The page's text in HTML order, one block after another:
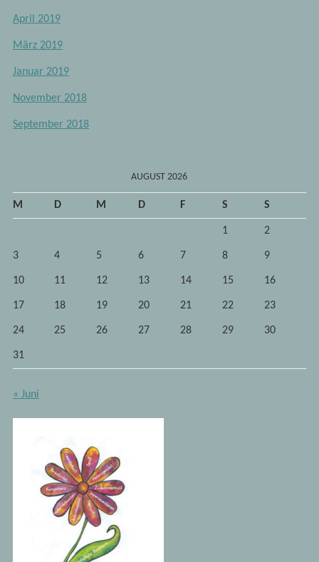
April 2019
März 2019
Januar 2019
November 2018
September 2018
AUGUST 2026
M D M D F S S
1 2
3 4 5 6 7 8 9
10 11 12 13 14 15 16
17 18 19 20 21 22 23
24 25 26 27 28 29 30
31
« Juni